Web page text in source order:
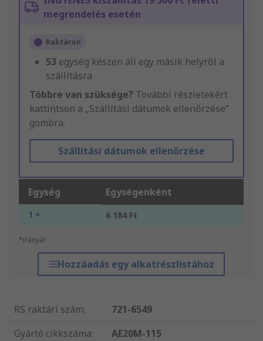
megrendelés esetén
Raktáron
53 egység készen áll egy másik helyről a
szállításra
Többre van szüksége? További részletekért
kattintson a „Szállítási dátumok ellenőrzése”
gombra.
Szállítási dátumok ellenőrzése
Egység Egységenként
1 + 6 184 Ft
*irányár
Hozzáadás egy alkatrészlistához
RS raktári szám:
721-6549
Gyártó cikkszáma:
AE20M-115